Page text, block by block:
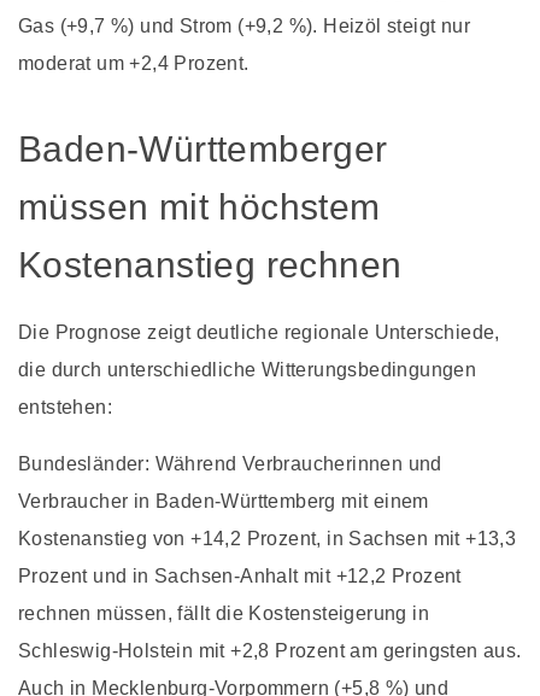
Gas (+9,7 %) und Strom (+9,2 %). Heizöl steigt nur
moderat um +2,4 Prozent.
Baden-Württemberger
müssen mit höchstem
Kostenanstieg rechnen
Die Prognose zeigt deutliche regionale Unterschiede,
die durch unterschiedliche Witterungsbedingungen
entstehen:
Bundesländer: Während Verbraucherinnen und
Verbraucher in Baden-Württemberg mit einem
Kostenanstieg von +14,2 Prozent, in Sachsen mit +13,3
Prozent und in Sachsen-Anhalt mit +12,2 Prozent
rechnen müssen, fällt die Kostensteigerung in
Schleswig-Holstein mit +2,8 Prozent am geringsten aus.
Auch in Mecklenburg-Vorpommern (+5,8 %) und